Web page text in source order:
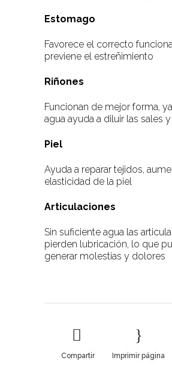
Estomago
Favorece el correcto
previene el estreñimiento
Riñones
Funcionan de mejor forma,
agua ayuda a diluir las sales
Piel
Ayuda a reparar tejidos,
elasticidad de la piel
Articulaciones
Sin suficiente agua las
pierden lubricación, lo que
generar molestias y dolores
Compartir Imprimir página